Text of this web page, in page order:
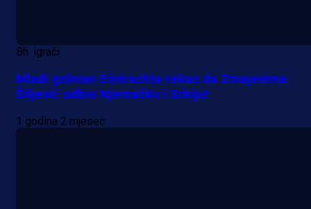
Bh. igrači
Mladi golman Eintrachta rekao da Zmajevima:
Šiljević odbio Njemačku i Srbiju!
1 godina 2 mjesec